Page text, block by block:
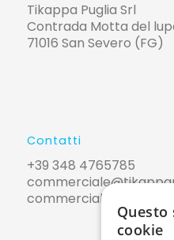
Tikappa Puglia Srl
Contrada Motta del
71016 San Severo (FG)
Contatti
+39 348 4765785
Questo
cookie